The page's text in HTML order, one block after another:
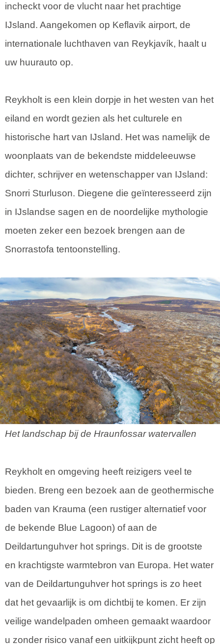
incheckt voor de vlucht naar het prachtige
IJsland. Aangekomen op Keflavik airport, de
internationale luchthaven van Reykjavík, haalt u
uw huurauto op.
Reykholt is een klein dorpje in het westen van het
eiland en wordt gezien als het culturele en
historische hart van IJsland. Het was namelijk de
woonplaats van de bekendste middeleeuwse
dichter, schrijver en wetenschapper van IJsland:
Snorri Sturluson. Diegene die geïnteresseerd zijn
in IJslandse sagen en de noordelijke mythologie
moeten zeker een bezoek brengen aan de
Snorrastofa tentoonstelling.
Het landschap bij de Hraunfossar watervallen
Reykholt en omgeving heeft reizigers veel te
bieden. Breng een bezoek aan de geothermische
baden van Krauma (een rustiger alternatief voor
de bekende Blue Lagoon) of aan de
Deildartunguhver hot springs. Dit is de grootste
en krachtigste warmtebron van Europa. Het water
van de Deildartunguhver hot springs is zo heet
dat het gevaarlijk is om dichtbij te komen. Er zijn
veilige wandelpaden omheen gemaakt waardoor
u zonder risico vanaf een uitkijkpunt zicht heeft op